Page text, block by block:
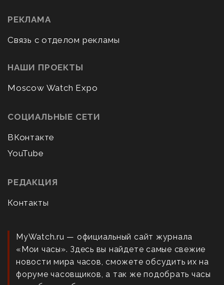
РЕКЛАМА
Связь с отделом рекламы
НАШИ ПРОЕКТЫ
Moscow Watch Expo
СОЦИАЛЬНЫЕ СЕТИ
ВКонтакте
YouTube
РЕДАКЦИЯ
Контакты
MyWatch.ru — официальный сайт журнала
«Мои часы». Здесь вы найдете самые свежие
новости мира часов, сможете обсудить их на
форуме часовщиков, а так же подобрать часы